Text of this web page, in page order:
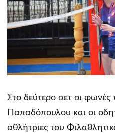
Στο δεύτερο σετ οι φωνές
Παπαδόπουλου και οι
αθλήτριες του